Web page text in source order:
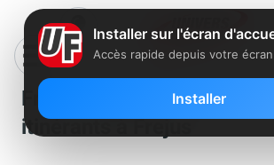
Free recherche des
itinérants à Frejus
Installer sur l'écran
Accès rapide depuis votre
Installer